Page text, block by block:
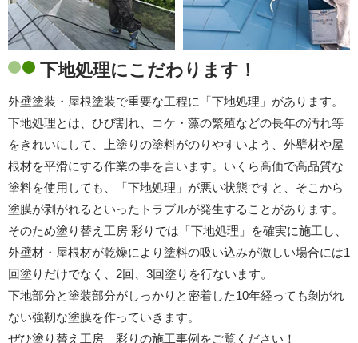
下地処理にこだわります！
外壁塗装・屋根塗装で重要な工程に「下地処理」があります。
下地処理とは、ひび割れ、コケ・藻の繁殖などの長年の汚れ等
をきれいにして、上塗りの塗料がのりやすいよう、外壁材や屋
根材を平滑にする作業の事を言います。いくら高価で高品質な
塗料を使用しても、「下地処理」が悪い状態ですと、そこから
塗膜が剥がれるといったトラブルが発生することがあります。
そのため塗り替え工房 彩りでは「下地処理」を確実に施工し、
外壁材・屋根材が乾燥により塗料の吸い込みが激しい場合には1
回塗りだけでなく、2回、3回塗りを行ないます。
下地部分と塗装部分がしっかりと密着した10年経っても剝がれ
ない強靭な塗膜を作っていきます。
ぜひ塗り替え工房 彩りの施工事例をご覧ください！